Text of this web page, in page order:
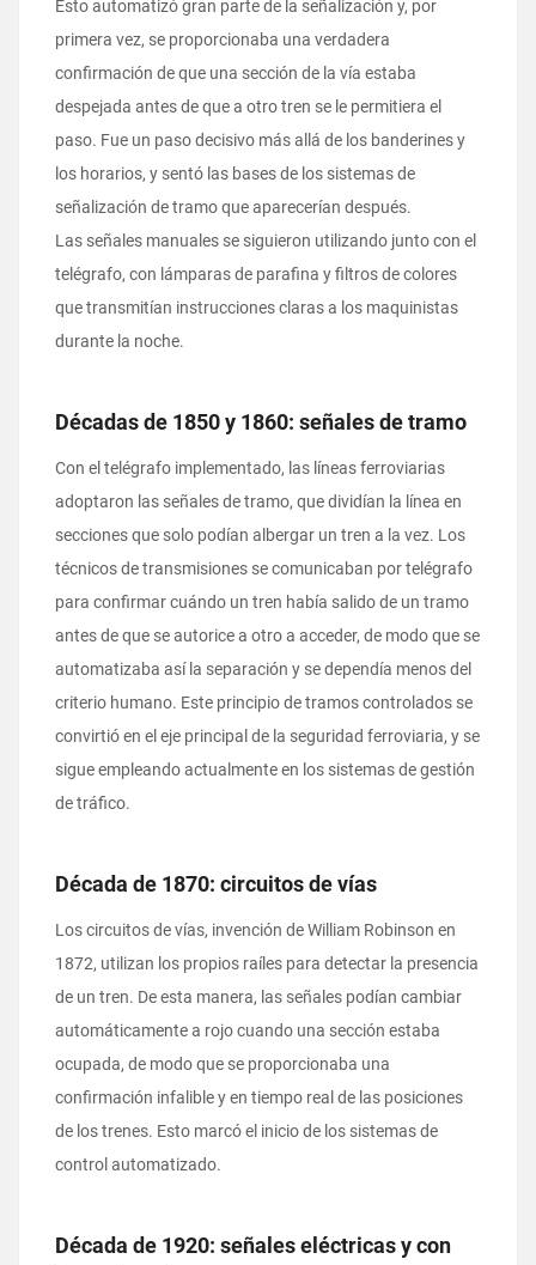
Esto automatizó gran parte de la señalización y, por
primera vez, se proporcionaba una verdadera
confirmación de que una sección de la vía estaba
despejada antes de que a otro tren se le permitiera el
paso. Fue un paso decisivo más allá de los banderines y
los horarios, y sentó las bases de los sistemas de
señalización de tramo que aparecerían después.
Las señales manuales se siguieron utilizando junto con el
telégrafo, con lámparas de parafina y filtros de colores
que transmitían instrucciones claras a los maquinistas
durante la noche.
Décadas de 1850 y 1860: señales de tramo
Con el telégrafo implementado, las líneas ferroviarias
adoptaron las señales de tramo, que dividían la línea en
secciones que solo podían albergar un tren a la vez. Los
técnicos de transmisiones se comunicaban por telégrafo
para confirmar cuándo un tren había salido de un tramo
antes de que se autorice a otro a acceder, de modo que se
automatizaba así la separación y se dependía menos del
criterio humano. Este principio de tramos controlados se
convirtió en el eje principal de la seguridad ferroviaria, y se
sigue empleando actualmente en los sistemas de gestión
de tráfico.
Década de 1870: circuitos de vías
Los circuitos de vías, invención de William Robinson en
1872, utilizan los propios raíles para detectar la presencia
de un tren. De esta manera, las señales podían cambiar
automáticamente a rojo cuando una sección estaba
ocupada, de modo que se proporcionaba una
confirmación infalible y en tiempo real de las posiciones
de los trenes. Esto marcó el inicio de los sistemas de
control automatizado.
Década de 1920: señales eléctricas y con